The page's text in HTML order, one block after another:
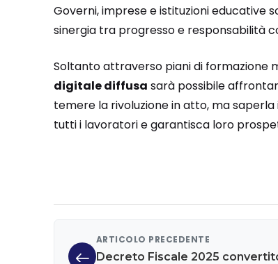
Governi, imprese e istituzioni educative
sinergia tra progresso e responsabilità
Soltanto attraverso piani di formazione
digitale diffusa sarà possibile
temere la rivoluzione in atto, ma
tutti i lavoratori e garantisca loro
ARTICOLO PRECEDENTE
Decreto Fiscale 2025